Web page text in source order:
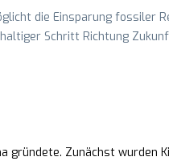
die Einsparung fossiler
Schritt Richtung
gründete. Zunächst wurden